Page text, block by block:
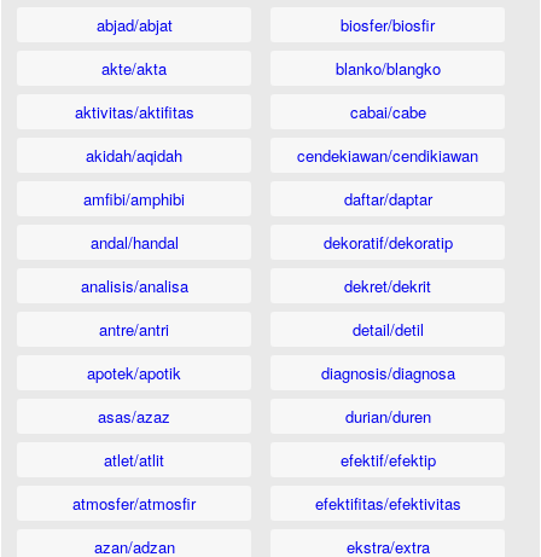
abjad/abjat
akte/akta
aktivitas/aktifitas
akidah/aqidah
amfibi/amphibi
andal/handal
analisis/analisa
antre/antri
apotek/apotik
asas/azaz
atlet/atlit
atmosfer/atmosfir
azan/adzan
biosfer/biosfir
blanko/blangko
cabai/cabe
cendekiawan/cendikiawan
daftar/daptar
dekoratif/dekoratip
dekret/dekrit
detail/detil
diagnosis/diagnosa
durian/duren
efektif/efektip
efektifitas/efektivitas
ekstra/extra